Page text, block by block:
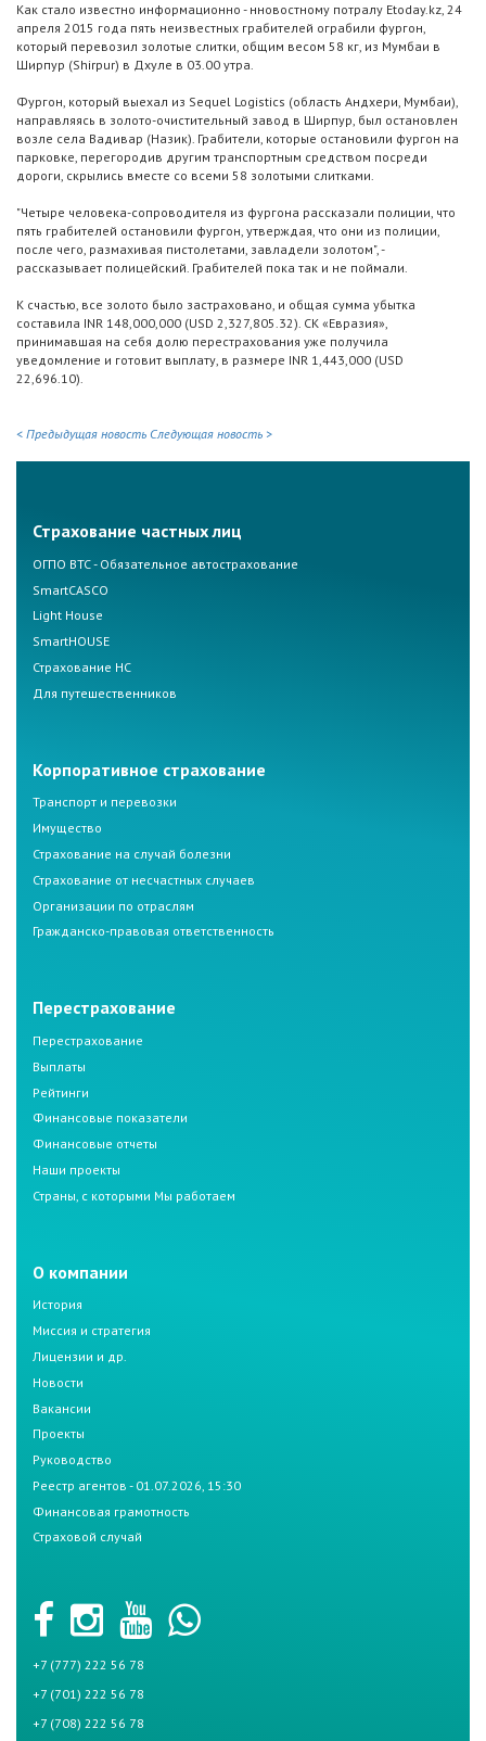
Как стало известно информационно - нновостному потралу Etoday.kz, 24
апреля 2015 года пять неизвестных грабителей ограбили фургон,
который перевозил золотые слитки, общим весом 58 кг, из Мумбаи в
Ширпур (Shirpur) в Дхуле в 03.00 утра.
Фургон, который выехал из Sequel Logistics (область Андхери, Мумбаи),
направляясь в золото-очистительный завод в Ширпур, был остановлен
возле села Вадивар (Назик). Грабители, которые остановили фургон на
парковке, перегородив другим транспортным средством посреди
дороги, скрылись вместе со всеми 58 золотыми слитками.
"Четыре человека-сопроводителя из фургона рассказали полиции, что
пять грабителей остановили фургон, утверждая, что они из полиции,
после чего, размахивая пистолетами, завладели золотом", -
рассказывает полицейский. Грабителей пока так и не поймали.
К счастью, все золото было застраховано, и общая сумма убытка
составила INR 148,000,000 (USD 2,327,805.32). СК «Евразия»,
принимавшая на себя долю перестрахования уже получила
уведомление и готовит выплату, в размере INR 1,443,000 (USD
22,696.10).
< Предыдущая новость Следующая новость >
Страхование частных лиц
ОГПО ВТС - Обязательное автострахование
SmartCASCO
Light House
SmartHOUSE
Страхование НС
Для путешественников
Корпоративное страхование
Транспорт и перевозки
Имущество
Страхование на случай болезни
Страхование от несчастных случаев
Организации по отраслям
Гражданско-правовая ответственность
Перестрахование
Перестрахование
Выплаты
Рейтинги
Финансовые показатели
Финансовые отчеты
Наши проекты
Страны, с которыми Мы работаем
О компании
История
Миссия и стратегия
Лицензии и др.
Новости
Вакансии
Проекты
Руководство
Реестр агентов - 01.07.2026, 15:30
Финансовая грамотность
Страховой случай
+7 (777) 222 56 78
+7 (701) 222 56 78
+7 (708) 222 56 78